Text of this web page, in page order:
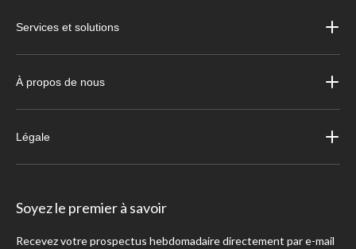
Services et solutions
À propos de nous
Légale
Soyez le premier à savoir
Recevez votre prospectus hebdomadaire directement par e-mail